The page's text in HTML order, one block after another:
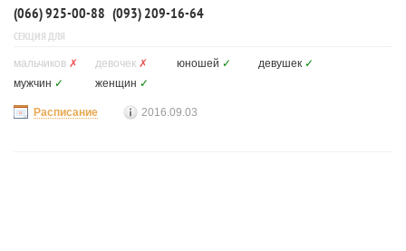
(066) 925-00-88 (093) 209-16-64
СЕКЦИЯ ДЛЯ
мальчиков ✗ девочек ✗ юношей ✓ девушек ✓
мужчин ✓ женщин ✓
Расписание 2016.09.03